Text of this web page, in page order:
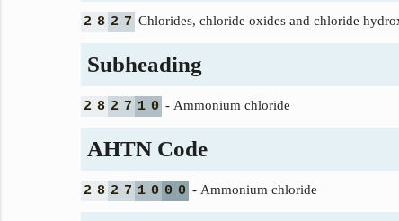
2 8 2 7 Chlorides, chloride oxides and chloride
Subheading
2 8 2 7 1 0 - Ammonium chloride
AHTN Code
2 8 2 7 1 0 0 0 - Ammonium chloride